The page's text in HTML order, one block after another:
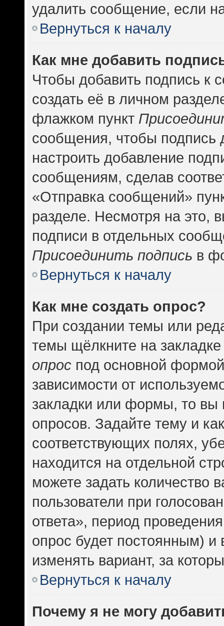
удалить сообщение, если
Вернуться к началу
Как мне добавить
Чтобы добавить подпись
создать её в личном
флажком пункт
сообщения, чтобы подпись
настроить добавление
сообщениям, сделав
«Отправка сообщений»
разделе. Несмотря на это,
подписи в отдельных
Присоединить подпись в
Вернуться к началу
Как мне создать опрос?
При создании темы или
темы щёлкните на
опрос под основной
зависимости от
закладки или формы, то вы
опросов. Задайте тему и
соответствующих полях,
находится на отдельной
можете задать количество
пользователи при
ответа», период
опрос будет постоянным) и
изменять вариант, за
Вернуться к началу
Почему я не могу